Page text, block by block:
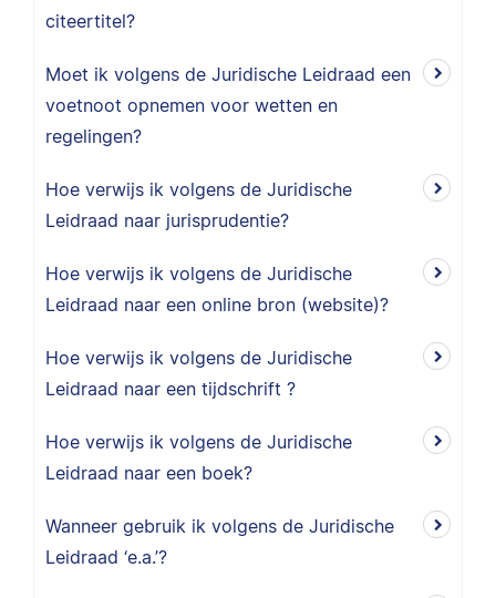
citeertitel?
Moet ik volgens de Juridische Leidraad een
voetnoot opnemen voor wetten en
regelingen?
Hoe verwijs ik volgens de Juridische
Leidraad naar jurisprudentie?
Hoe verwijs ik volgens de Juridische
Leidraad naar een online bron (website)?
Hoe verwijs ik volgens de Juridische
Leidraad naar een tijdschrift ?
Hoe verwijs ik volgens de Juridische
Leidraad naar een boek?
Wanneer gebruik ik volgens de Juridische
Leidraad ‘e.a.’?